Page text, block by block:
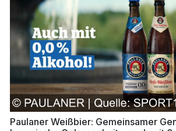
Paulaner Weißbier: Gemeinsamer